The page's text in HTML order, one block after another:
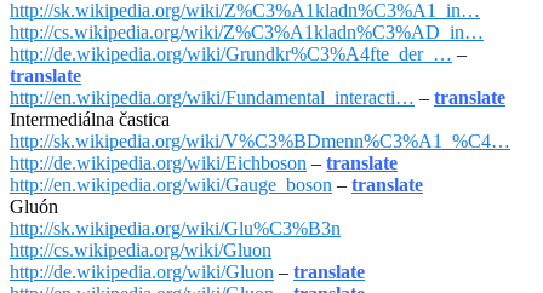
http://sk.wikipedia.org/wiki/Z%C3%A1kladn%C3%A1_in…
http://cs.wikipedia.org/wiki/Z%C3%A1kladn%C3%AD_in…
http://de.wikipedia.org/wiki/Grundkr%C3%A4fte_der_… –
translate
http://en.wikipedia.org/wiki/Fundamental_interacti… – translate
Intermediálna častica
http://sk.wikipedia.org/wiki/V%C3%BDmenn%C3%A1_%C4…
http://de.wikipedia.org/wiki/Eichboson – translate
http://en.wikipedia.org/wiki/Gauge_boson – translate
Gluón
http://sk.wikipedia.org/wiki/Glu%C3%B3n
http://cs.wikipedia.org/wiki/Gluon
http://de.wikipedia.org/wiki/Gluon – translate